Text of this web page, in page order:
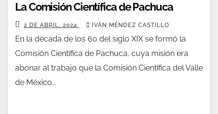
La Comisión Científica de Pachuca
2 DE ABRIL, 2024 IVÁN MÉNDEZ CASTILLO
En la década de los 60 del siglo XIX se formó la
Comisión Científica de Pachuca, cuya misión era
abonar al trabajo que la Comisión Científica del Valle
de México…